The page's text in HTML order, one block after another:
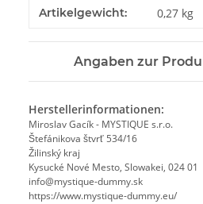
Artikelgewicht: 0,27 kg
Angaben zur
Herstellerinformationen:
Miroslav Gacík - MYSTIQUE s.r.o.
Štefánikova štvrť 534/16
Žilinský kraj
Kysucké Nové Mesto, Slowakei, 024 01
info@mystique-dummy.sk
https://www.mystique-dummy.eu/